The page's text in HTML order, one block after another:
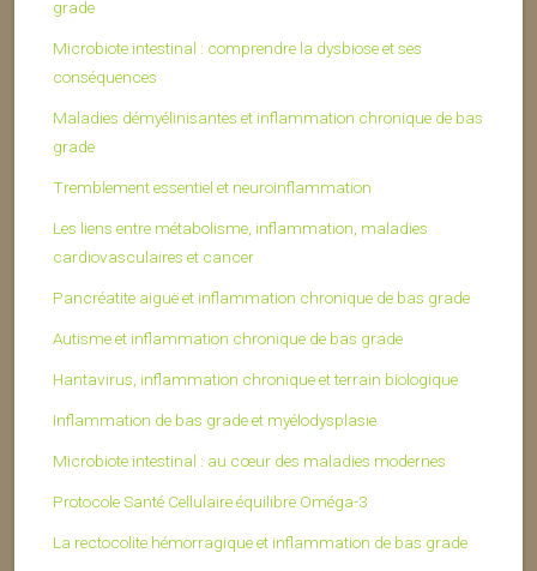
grade
Microbiote intestinal : comprendre la dysbiose et ses
conséquences
Maladies démyélinisantes et inflammation chronique de bas
grade
Tremblement essentiel et neuroinflammation
Les liens entre métabolisme, inflammation, maladies
cardiovasculaires et cancer
Pancréatite aiguë et inflammation chronique de bas grade
Autisme et inflammation chronique de bas grade
Hantavirus, inflammation chronique et terrain biologique
Inflammation de bas grade et myélodysplasie
Microbiote intestinal : au cœur des maladies modernes
Protocole Santé Cellulaire équilibre Oméga-3
La rectocolite hémorragique et inflammation de bas grade